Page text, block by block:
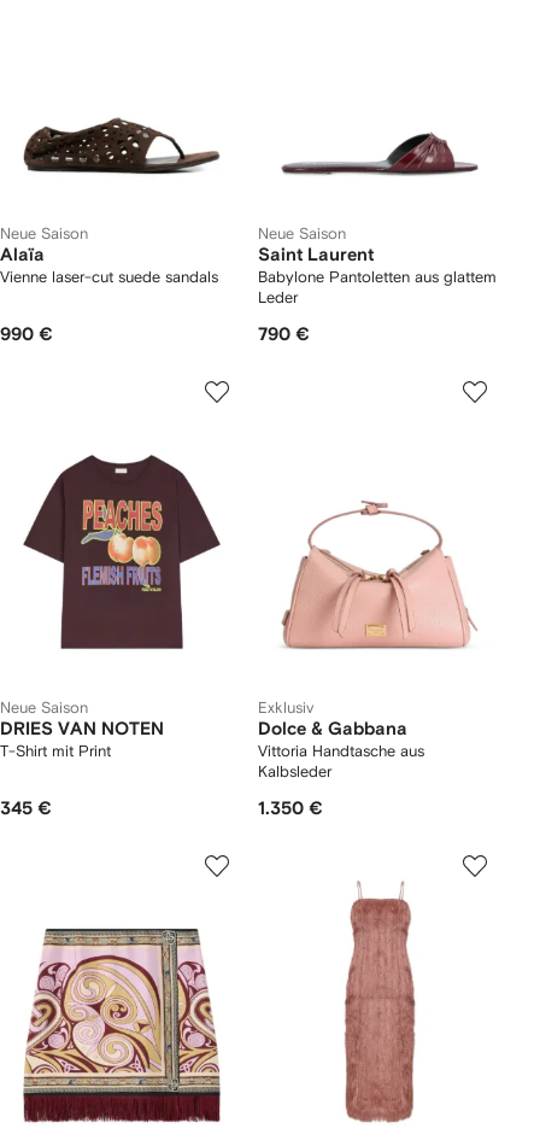
Neue Saison
Alaïa
Vienne laser-cut suede sandals
990 €
Neue Saison
Saint Laurent
Babylone Pantoletten aus glattem
Leder
790 €
Neue Saison
DRIES VAN NOTEN
T-Shirt mit Print
345 €
Exklusiv
Dolce & Gabbana
Vittoria Handtasche aus
Kalbsleder
1.350 €